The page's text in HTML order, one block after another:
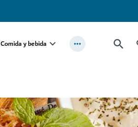
Comida y bebida